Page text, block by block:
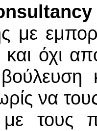
με
και όχι
να
με τους